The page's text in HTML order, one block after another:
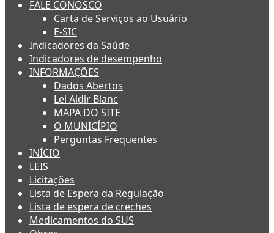
FALE CONOSCO
Carta de Serviços ao Usuário
E-SIC
Indicadores da Saúde
Indicadores de desempenho
INFORMAÇÕES
Dados Abertos
Lei Aldir Blanc
MAPA DO SITE
O MUNICÍPIO
Perguntas Frequentes
INÍCIO
LEIS
Licitações
Lista de Espera da Regulação
Lista de espera de creches
Medicamentos do SUS